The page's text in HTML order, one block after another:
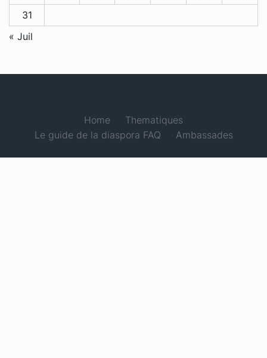
31
« Juil
Home
Thematiques
Le guide de la diaspora FAQ
Ambassades